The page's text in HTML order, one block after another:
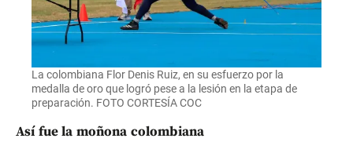
La colombiana Flor Denis Ruiz, en su esfuerzo por la
medalla de oro que logró pese a la lesión en la etapa de
preparación. FOTO CORTESÍA COC
Así fue la moñona colombiana